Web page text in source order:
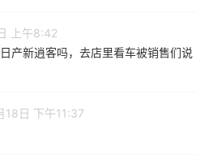
上午8:42
产新逍客吗，去店里看车被销售们说
18日 下午11:37